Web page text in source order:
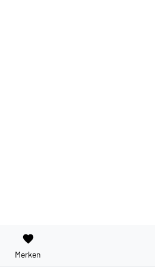
favorite
Merken